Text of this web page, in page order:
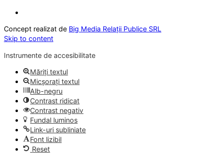
Concept realizat de Big Media Relații Publice SRL
Skip to content
Instrumente de accesibilitate
Măriți textul
Micșorați textul
Alb-negru
Contrast ridicat
Contrast negativ
Fundal luminos
Link-uri subliniate
Font lizibil
Reset